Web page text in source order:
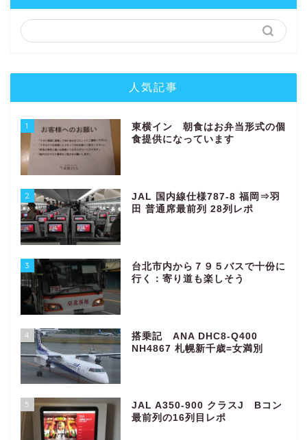
人気記事
1
東横イン 朝食はお弁当形式の個
食提供になっています
2
JAL 国内線仕様787-8 福岡⇒羽
田 普通席最前列 28列レポ
3
台北市内から７９５バスで十份に
行く：寄り道も楽しそう
4
搭乗記 ANA DHC8-Q400
NH4867 札幌新千歳=女満別
5
JAL A350-900 クラスJ Bコン
最前列の16列目レポ